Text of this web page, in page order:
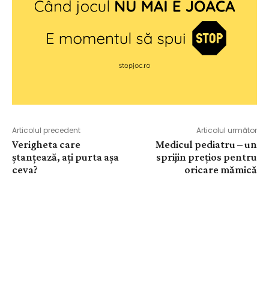
Articolul precedent
Verigheta care
ștanțează, ați purta așa
ceva?
Articolul următor
Medicul pediatru – un
sprijin prețios pentru
oricare mămică